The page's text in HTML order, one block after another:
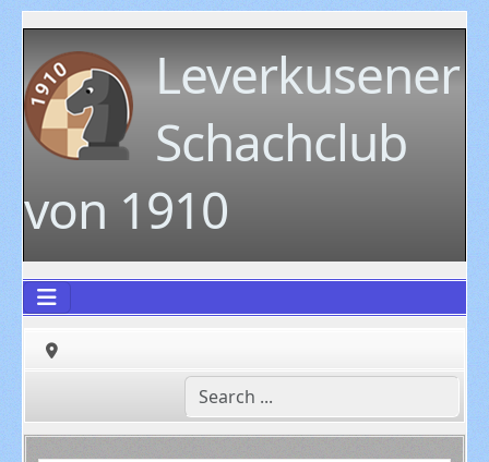
Leverkusener
Schachclub
von 1910